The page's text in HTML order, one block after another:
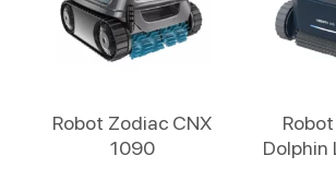
Robot Zodiac CNX
1090
Dolphin